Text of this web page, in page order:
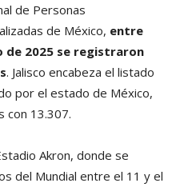
de Personas
de México, entre
de 2025 se registraron
. Jalisco encabeza el listado
por el estado de México,
con 13.307.
Akron, donde se
del Mundial entre el 11 y el